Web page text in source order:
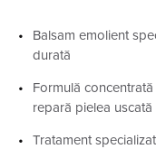
Balsam emolient
durată
Formulă
repară pielea uscată
Tratament